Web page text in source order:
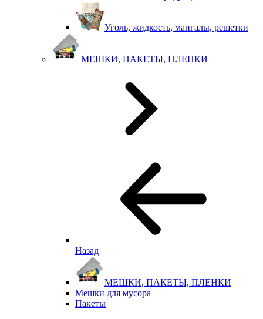
Уголь, жидкость, мангалы, решетки
МЕШКИ, ПАКЕТЫ, ПЛЕНКИ
Назад
МЕШКИ, ПАКЕТЫ, ПЛЕНКИ
Мешки для мусора
Пакеты